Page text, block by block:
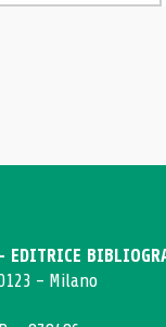
- Milano